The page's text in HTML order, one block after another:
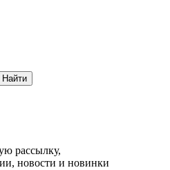
рассылку,
новости и новинки